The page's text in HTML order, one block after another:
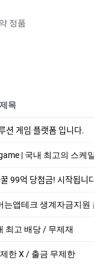
정품
제목
게임 플랫폼 입니다.
| 국내 최고의 스케일
당첨금!
테크 생계자금지원 음
최고 배당 / 무제재
한 X / 출금 무제한